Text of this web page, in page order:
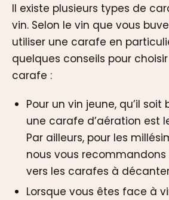
Il existe plusieurs types de
vin. Selon le vin que vous
utiliser une carafe en
quelques conseils pour
carafe :
Pour un vin jeune, qu’il
une carafe d’aération est
Par ailleurs, pour les
nous vous
vers les carafes à
Lorsque vous êtes face à